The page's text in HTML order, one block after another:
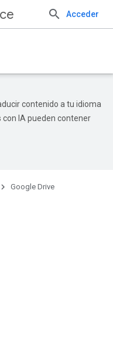
Acceder
contenido a tu idioma
IA pueden contener
Google Drive